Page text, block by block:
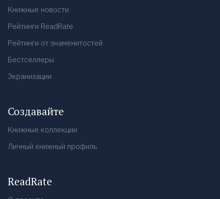
Книжные новости
Рейтинги ReadRate
Рейтинги от знаменитостей
Бестселлеры
Экранизации
Создавайте
Книжные коллекции
Личный книжный профиль
ReadRate